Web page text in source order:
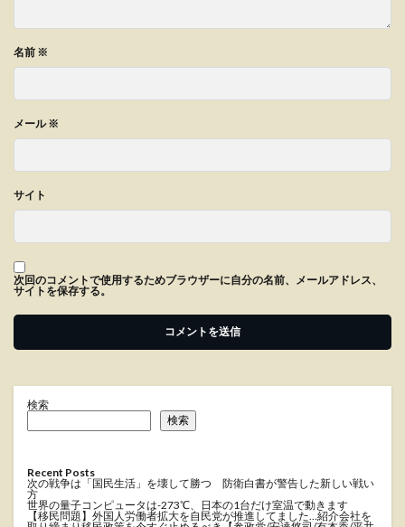
名前 ※
メール※
サイト
次回のコメントで使用するためブラウザーに自分の名前、メールアドレス、
サイトを保存する。
検索
検索
Recent Posts
次の戦争は「国民生活」を壊して勝つ 防衛白書が警告した新しい戦い
方
世界の量子コンピュータは-273℃、日本の1台だけ室温で動きます
【移民問題】外国人労働者拡大を自民党が推進してました…紹介会社を